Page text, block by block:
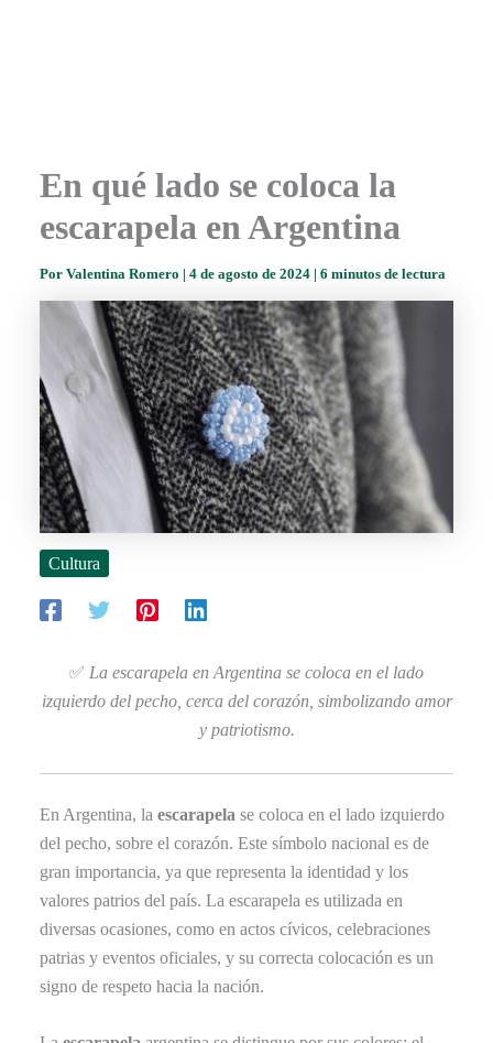
En qué lado se coloca la
escarapela en Argentina
Por Valentina Romero | 4 de agosto de 2024 | 6 minutos de lectura
Cultura
✅ La escarapela en Argentina se coloca en el lado
izquierdo del pecho, cerca del corazón, simbolizando amor
y patriotismo.
En Argentina, la escarapela se coloca en el lado izquierdo
del pecho, sobre el corazón. Este símbolo nacional es de
gran importancia, ya que representa la identidad y los
valores patrios del país. La escarapela es utilizada en
diversas ocasiones, como en actos cívicos, celebraciones
patrias y eventos oficiales, y su correcta colocación es un
signo de respeto hacia la nación.